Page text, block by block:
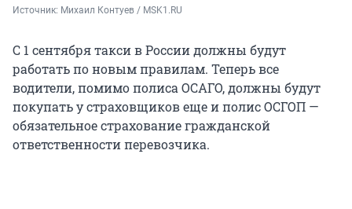
Источник: Михаил Контуев / MSK1.RU
С 1 сентября такси в России должны будут
работать по новым правилам. Теперь все
водители, помимо полиса ОСАГО, должны будут
покупать у страховщиков еще и полис ОСГОП —
обязательное страхование гражданской
ответственности перевозчика.